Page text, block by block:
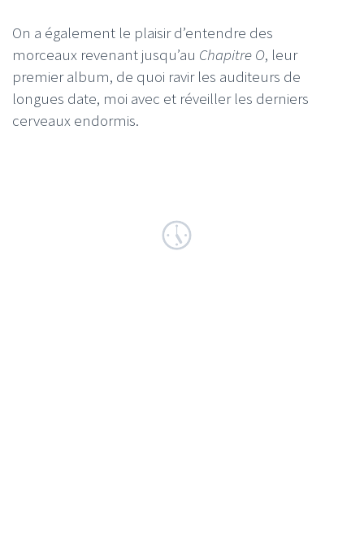
On a également le plaisir d’entendre des
morceaux revenant jusqu’au Chapitre O, leur
premier album, de quoi ravir les auditeurs de
longues date, moi avec et réveiller les derniers
cerveaux endormis.